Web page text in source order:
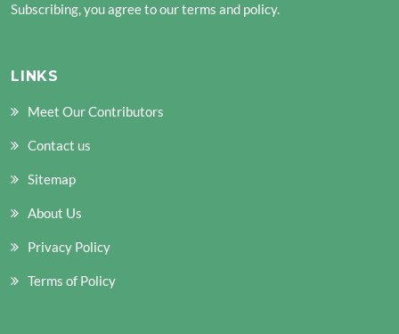
Subscribing, you agree to our terms and policy.
LINKS
Meet Our Contributors
Contact us
Sitemap
About Us
Privacy Policy
Terms of Policy